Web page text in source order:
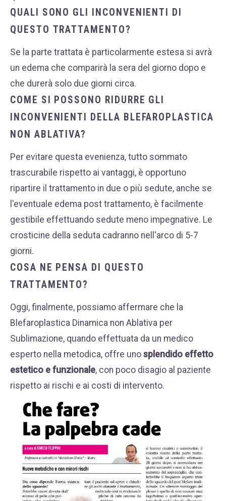
QUALI SONO GLI INCONVENIENTI DI
QUESTO TRATTAMENTO?
Se la parte trattata è particolarmente estesa si avrà
un edema che comparirà la sera del giorno dopo e
COME SI POSSONO RIDURRE GLI
INCONVENIENTI DELLA BLEFAROPLASTICA
NON ABLATIVA?
Per evitare questa evenienza, tutto sommato
trascurabile rispetto ai vantaggi, è opportuno
ripartire il trattamento in due o più sedute, anche se
l'eventuale edema post trattamento, è facilmente
gestibile effettuando sedute meno impegnative. Le
crosticine della seduta cadranno nell'arco di 5-7
COSA NE PENSA DI QUESTO
TRATTAMENTO?
Oggi, finalmente, possiamo affermare che la
Blefaroplastica Dinamica non Ablativa per
Sublimazione, quando effettuata da un medico
esperto nella metodica, offre uno splendido effetto
estetico e funzionale, con poco disagio al paziente
rispetto ai rischi e ai costi di intervento.